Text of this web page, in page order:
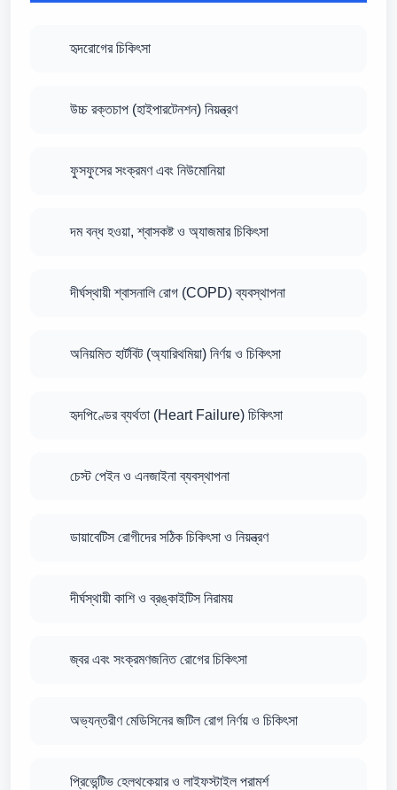
হৃদরোগের চিকিৎসা
উচ্চ রক্তচাপ (হাইপারটেনশন) নিয়ন্ত্রণ
ফুসফুসের সংক্রমণ এবং নিউমোনিয়া
দম বন্ধ হওয়া, শ্বাসকষ্ট ও অ্যাজমার চিকিৎসা
দীর্ঘস্থায়ী শ্বাসনালি রোগ (COPD) ব্যবস্থাপনা
অনিয়মিত হার্টবিট (অ্যারিথমিয়া) নির্ণয় ও চিকিৎসা
হৃদপিণ্ডের ব্যর্থতা (Heart Failure) চিকিৎসা
চেস্ট পেইন ও এনজাইনা ব্যবস্থাপনা
ডায়াবেটিস রোগীদের সঠিক চিকিৎসা ও নিয়ন্ত্রণ
দীর্ঘস্থায়ী কাশি ও ব্রঙ্কাইটিস নিরাময়
জ্বর এবং সংক্রমণজনিত রোগের চিকিৎসা
অভ্যন্তরীণ মেডিসিনের জটিল রোগ নির্ণয় ও চিকিৎসা
প্রিভেন্টিভ হেলথকেয়ার ও লাইফস্টাইল পরামর্শ